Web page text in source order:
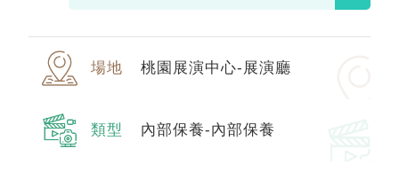
場地 桃園展演中心-展演廳
類型 內部保養-內部保養